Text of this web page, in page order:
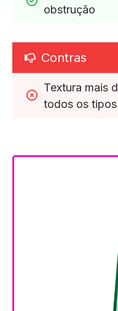
obstrução
Contras
Textura mais
todos os